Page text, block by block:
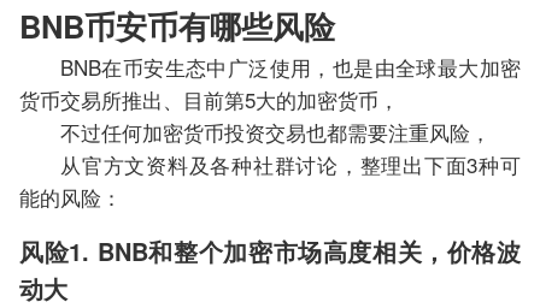
BNB币安币有哪些风险
BNB在币安生态中广泛使用，也是由全球最大加密
货币交易所推出、目前第5大的加密货币，
不过任何加密货币投资交易也都需要注重风险，
从官方文资料及各种社群讨论，整理出下面3种可
能的风险：
风险1. BNB和整个加密市场高度相关，价格波
动大